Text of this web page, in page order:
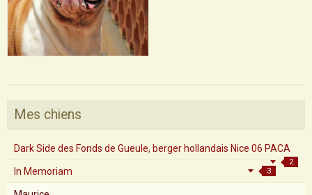
Mes chiens
Dark Side des Fonds de Gueule, berger hollandais Nice 06 PACA
2
In Memoriam 3